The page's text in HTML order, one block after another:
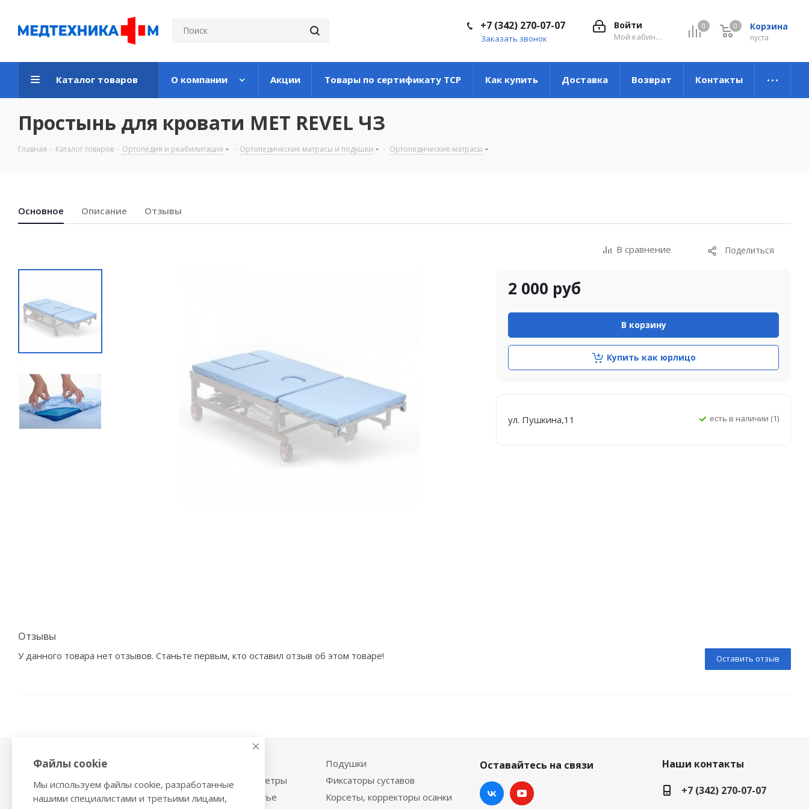
0 Корзина
0
пуста
0
Войти
Мой кабинет
+7 (342) 270-07-07
Заказать звонок
Каталог товаров О компании Акции Товары по сертификату ТСР Как купить Доставка Возврат Контакты
Простынь для кровати MET REVEL ЧЗ
Главная - Каталог товаров - Ортопедия и реабилитация - Ортопедические матрасы и подушки - Ортопедические матрасы
Основноe Описание Отзывы
В сравнение Поделиться
2 000 руб
В корзину
Купить как юрлицо
ул. Пушкина,11 Есть в наличии (1)
Отзывы
Оставить отзыв
У данного товара нет отзывов. Станьте первым, кто оставил отзыв об этом товаре!
Физиотерапия,
Ингаляторы
Механические тонометры
Тонометры на запястье
Подушки
Фиксаторы суставов
Корсеты, корректоры осанки
Оставайтесь на связи
Наши контакты
+7 (342) 270-07-07
Файлы cookie
Мы используем файлы cookie, разработанные
нашими специалистами и третьими лицами,